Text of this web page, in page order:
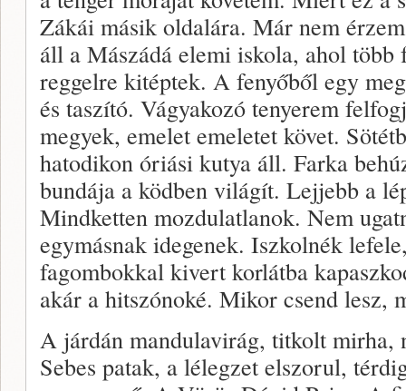
Zákái másik oldalára. Már nem
áll a Mászádá elemi iskola, ahol több
reggelre kitéptek. A fenyőből egy
és taszító. Vágyakozó tenyerem
megyek, emelet emeletet követ.
hatodikon óriási kutya áll. Farka
bundája a ködben világít. Lejjebb a
Mindketten mozdulatlanok. Nem
egymásnak idegenek. Iszkolnék
fagombokkal kivert korlátba
akár a hitszónoké. Mikor csend lesz,
A járdán mandulavirág, titkolt mirha,
Sebes patak, a lélegzet elszorul,